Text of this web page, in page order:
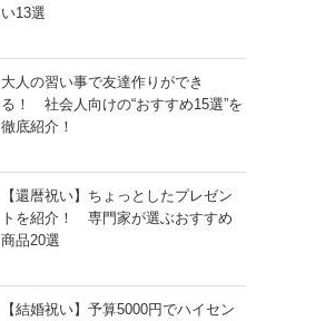
い13選
大人の習い事で友達作りができ
る！ 社会人向けの“おすすめ15選”を
徹底紹介！
【還暦祝い】ちょっとしたプレゼン
トを紹介！ 専門家が選ぶおすすめ
商品20選
【結婚祝い】予算5000円でハイセン